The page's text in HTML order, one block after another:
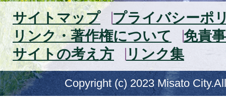
サイトマップ
プライバシーポ
リンク・著作権について
免責
サイトの考え方
リンク集
Copyright (c) 2023 Misato